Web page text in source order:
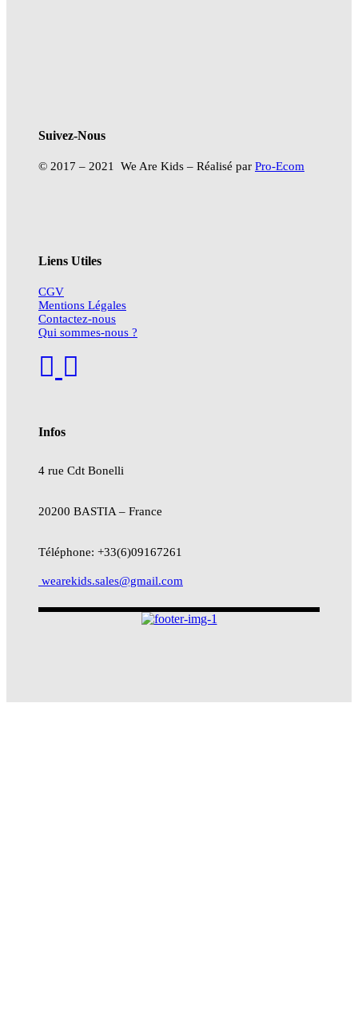
Infos
4 rue Cdt Bonelli
20200 BASTIA – France
Téléphone: +33(6)09167261
wearekids.sales@gmail.com
Liens Utiles
CGV
Mentions Légales
Contactez-nous
Qui sommes-nous ?
Suivez-Nous
© 2017 – 2021 We Are Kids – Réalisé par Pro-Ecom